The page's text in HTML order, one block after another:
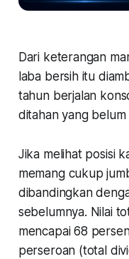
Dari keterangan
laba bersih itu
tahun berjalan
ditahan yang
Jika melihat posisi
memang cukup
dibandingkan
sebelumnya. Nilai
mencapai 68
perseroan (total